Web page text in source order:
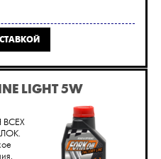
LIGHT 5W
ВСЕХ